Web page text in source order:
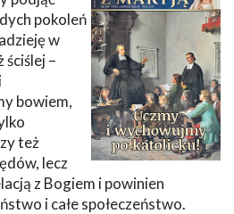
pokoleń
w
ściślej –
bowiem,
też
lecz
z Bogiem i powinien
i całe społeczeństwo.